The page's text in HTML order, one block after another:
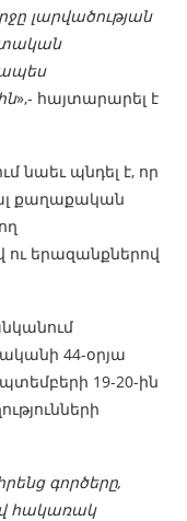
լարվածության
»,- հայտարարել է
նաեւ պնդել է, որ
քաղաքական
ու երազանքներով
44-օրյա
19-20-ին
գործերը,
հակառակ